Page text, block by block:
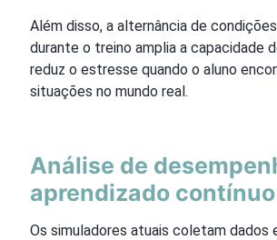
Além disso, a alternância de
durante o treino amplia a capacidade
reduz o estresse quando o aluno
situações no mundo real.
Análise de
aprendizado contínuo
Os simuladores atuais coletam dados